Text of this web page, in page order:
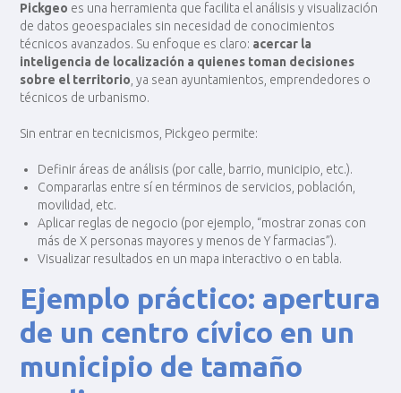
Pickgeo es una herramienta que facilita el análisis y visualización
de datos geoespaciales sin necesidad de conocimientos
técnicos avanzados. Su enfoque es claro: acercar la
inteligencia de localización a quienes toman decisiones
sobre el territorio, ya sean ayuntamientos, emprendedores o
técnicos de urbanismo.
Sin entrar en tecnicismos, Pickgeo permite:
Definir áreas de análisis (por calle, barrio, municipio, etc.).
Compararlas entre sí en términos de servicios, población,
movilidad, etc.
Aplicar reglas de negocio (por ejemplo, “mostrar zonas con
más de X personas mayores y menos de Y farmacias”).
Visualizar resultados en un mapa interactivo o en tabla.
Ejemplo práctico: apertura
de un centro cívico en un
municipio de tamaño